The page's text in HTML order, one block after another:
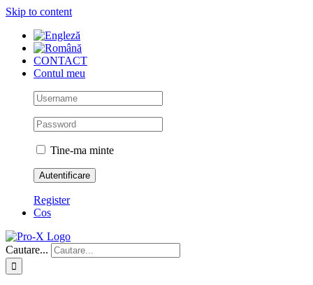
Skip to content
CONTACT
Contul meu
Tine-ma minte
Register
Cos
Cautare...